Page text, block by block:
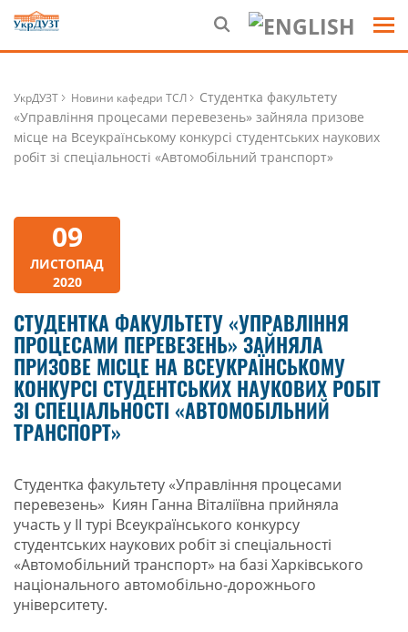
УкрДУЗТ Новини кафедри ТСЛ
Студентка факультету
«Управління процесами перевезень» зайняла призове
місце на Всеукраїнському конкурсі студентських наукових
робіт зі спеціальності «Автомобільний транспорт»
09
ЛИСТОПАД
2020
СТУДЕНТКА ФАКУЛЬТЕТУ «УПРАВЛІННЯ
ПРОЦЕСАМИ ПЕРЕВЕЗЕНЬ» ЗАЙНЯЛА
ПРИЗОВЕ МІСЦЕ НА ВСЕУКРАЇНСЬКОМУ
КОНКУРСІ СТУДЕНТСЬКИХ НАУКОВИХ РОБІТ
ЗІ СПЕЦІАЛЬНОСТІ «АВТОМОБІЛЬНИЙ
ТРАНСПОРТ»
Студентка факультету «Управління процесами
перевезень» Киян Ганна Віталіївна прийняла
участь у II турі Всеукраїнського конкурсу
студентських наукових робіт зі спеціальності
«Автомобільний транспорт» на базі Харківського
національного автомобільно-дорожнього
університету.